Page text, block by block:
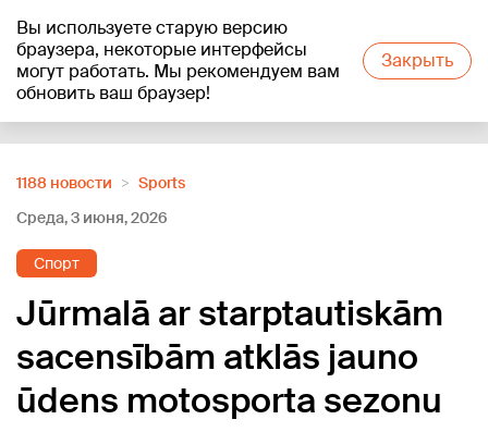
Вы используете старую версию
браузера, некоторые интерфейсы
могут работать. Мы рекомендуем вам
обновить ваш браузер!
Закрыть
+13°C
1188 новости
Sports
Среда, 3 июня, 2026
Спорт
Jūrmalā ar starptautiskām
sacensībām atklās jauno
ūdens motosporta sezonu